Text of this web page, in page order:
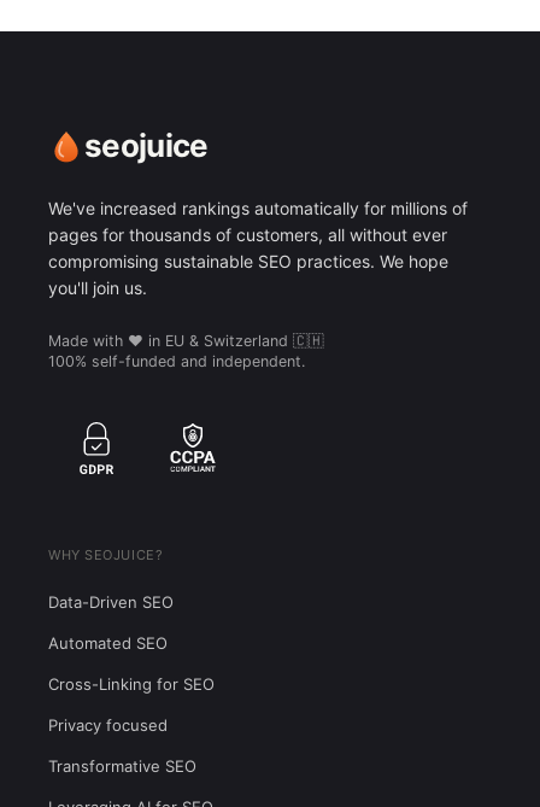
seojuice
We've increased rankings automatically for millions of
pages for thousands of customers, all without ever
compromising sustainable SEO practices. We hope
you'll join us.
Made with ❤️ in EU & Switzerland 🇨🇭
100% self-funded and independent.
WHY SEOJUICE?
Data-Driven SEO
Automated SEO
Cross-Linking for SEO
Privacy focused
Transformative SEO